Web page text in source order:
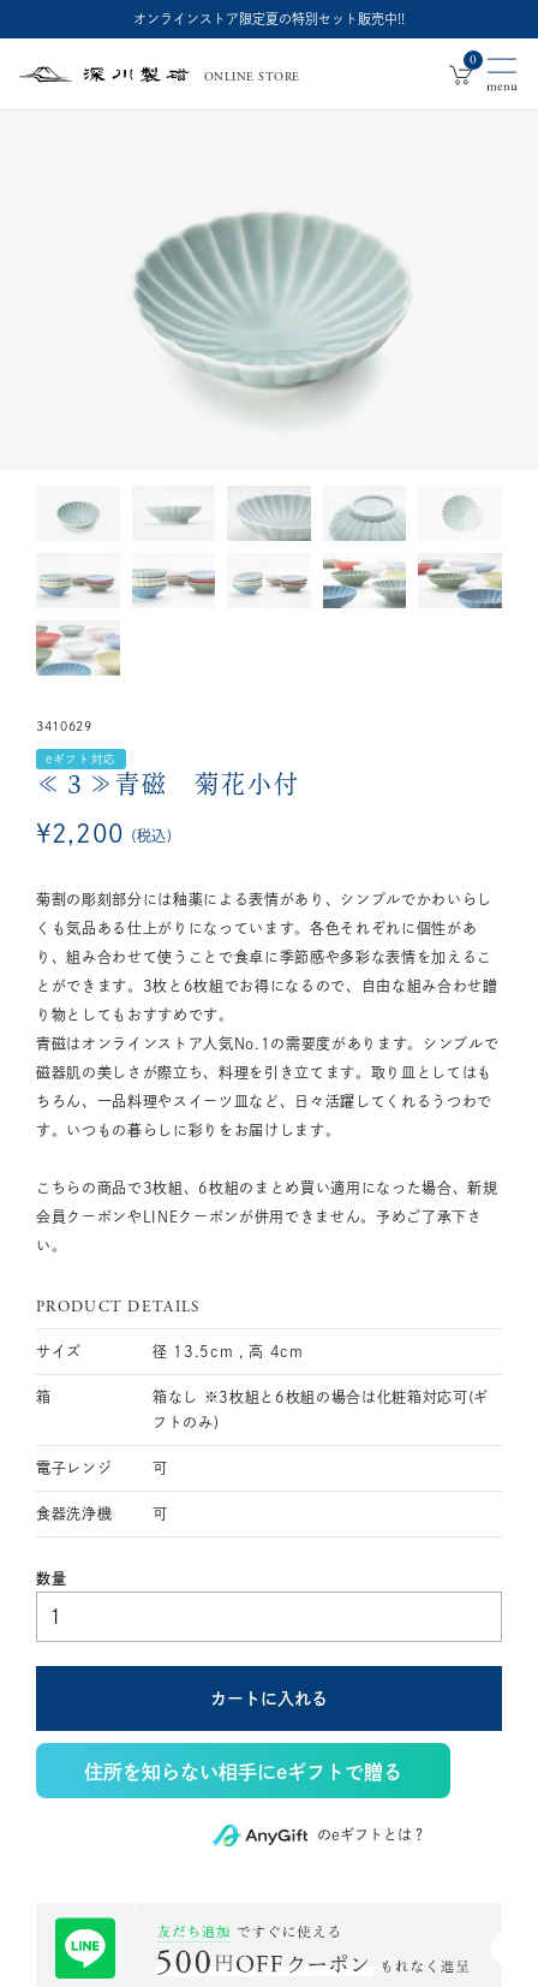
オンラインストア限定夏の特別セット販売中!!
深
ONLINE STORE
0
3410629
eギフト対応
≪３≫青磁 菊花小付
¥ 2,200 税込
菊割の彫刻部分には釉薬による表情があり、シンプルでかわいらし
くも気品ある仕上がりになっています。各色それぞれに個性があ
り、組み合わせて使うことで食卓に季節感や多彩な表情を加えるこ
とができます。3枚と6枚組でお得になるので、自由な組み合わせ贈
り物としてもおすすめです。
青磁はオンラインストア人気No.1の需要度があります。シンプルで
磁器肌の美しさが際立ち、料理を引き立てます。取り皿としてはも
ちろん、一品料理やスイーツ皿など、日々活躍してくれるうつわで
す。いつもの暮らしに彩りをお届けします。
こちらの商品で3枚組、6枚組のまとめ買い適用になった場合、新規
会員クーポンやLINEクーポンが併用できません。予めご了承下さ
い。
PRODUCT DETAILS
サイズ 径 13.5cm , 高 4cm
箱
箱なし ※3枚組と6枚組の場合は化粧箱対応可(ギ
フトのみ)
電子レンジ 可
食器洗浄機 可
カートに入れる
住所を知らない相手にeギフトで贈る
のeギフトとは？